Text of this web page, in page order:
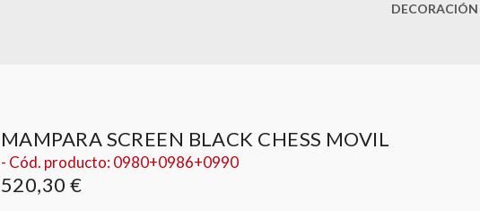
MAMPARA SCREEN BLACK CHESS MOVIL
- Cód. producto: 0980+0986+0990
520,30 €